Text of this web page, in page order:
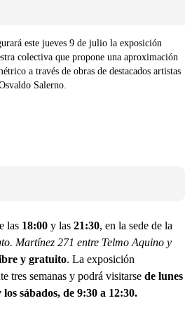
este jueves 9 de julio la exposición
colectiva que propone una aproximación
a través de obras de destacados artistas
Salerno.
las 18:00 y las 21:30, en la sede de la
Martínez 271 entre Telmo Aquino y
y gratuito. La exposición
tres semanas y podrá visitarse de lunes
sábados, de 9:30 a 12:30.